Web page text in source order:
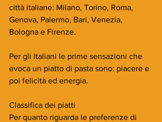
città italiane: Milano, Torino, Roma,
Genova, Palermo, Bari, Venezia,
Bologna e Firenze.
Per gli Italiani le prime sensazioni che
evoca un piatto di pasta sono: piacere e
poi felicità ed energia.
Classifica dei piatti
Per quanto riguarda le preferenze di